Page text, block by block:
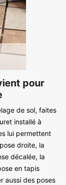
pour
de sol, faites
installé à
lui permettent
droite, la
décalée, la
en tapis
aussi des poses